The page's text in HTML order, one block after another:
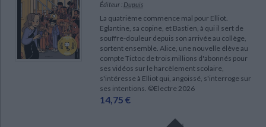
Éditeur : Dupuis
La quatrième commence mal pour Elliot.
Eglantine, sa copine, et Bastien, à qui il sert de
souffre-douleur depuis son arrivée au collège,
sortent ensemble. Alice, une nouvelle élève au
compte Tictoc de trois millions d'abonnés pour
ses vidéos sur le harcèlement scolaire,
s'intéresse à Elliot qui, angoissé, s'interroge sur
ses intentions. ©Electre 2026
14,75 €